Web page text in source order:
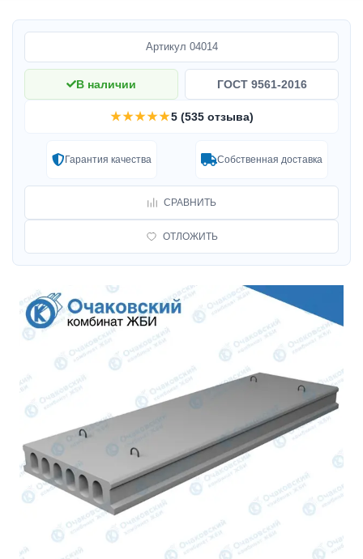
Артикул 04014
В наличии ГОСТ 9561-2016
★★★★★5 (535 отзыва)
Гарантия качества Собственная доставка
СРАВНИТЬ
ОТЛОЖИТЬ